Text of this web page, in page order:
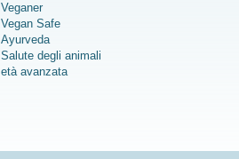
Veganer
Vegan Safe
Ayurveda
Salute degli animali
età avanzata